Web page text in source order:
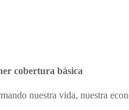
cobertura básica
nuestra vida, nuestra